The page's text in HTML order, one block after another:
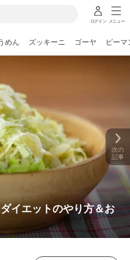
ログイン メニュー
めん ズッキーニ ゴーヤ ピーマ
イエットのやり方＆お
次の
記事